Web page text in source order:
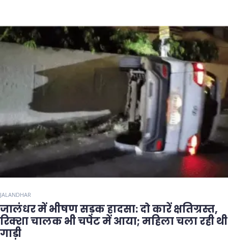
JALANDHAR
जालंधर में भीषण सड़क हादसा: दो कारें क्षतिग्रस्त,
रिक्शा चालक भी चपेट में आया; महिला चला रही थी
गाड़ी